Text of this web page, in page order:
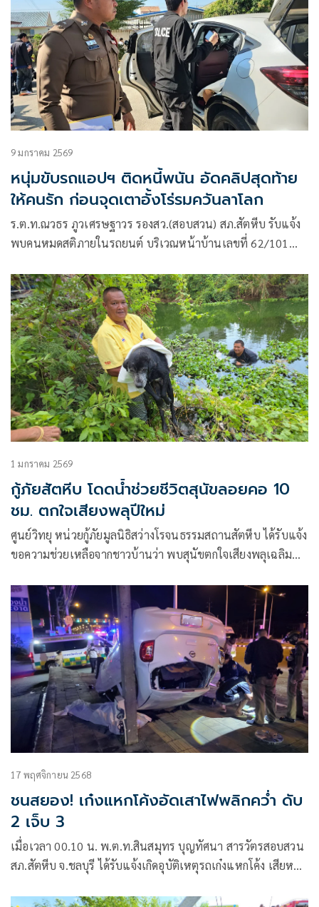
MUSEUM”
9 มกราคม 2569
หนุ่มขับรถแอปฯ ติดหนี้พนัน อัดคลิปสุดท้าย
ให้คนรัก ก่อนจุดเตาอั้งโร่รมควันลาโลก
ร.ต.ท.ณวธร ภูวเศรษฐาวร รองสว.(สอบสวน) สภ.สัตหีบ รับแจ้ง
พบคนหมดสติภายในรถยนต์ บริเวณหน้าบ้านเลขที่ 62/101
สว่างโรจนธรรมสถานสัตหีบ รุดไปตรวจสอบ
1 มกราคม 2569
กู้ภัยสัตหีบ โดดน้ำช่วยชีวิตสุนัขลอยคอ 10
ชม. ตกใจเสียงพลุปีใหม่
ศูนย์วิทยุ หน่วยกู้ภัยมูลนิธิสว่างโรจนธรรมสถานสัตหีบ ได้รับแจ้ง
ขอความช่วยเหลือจากชาวบ้านว่า พบสุนัขตกใจเสียงพลุเฉลิม
กรมหลวงชุมพร ข้างร้านอาหารสุนหมูเด้ง ตลาดสัตหีบ ต.สัตหีบ
อ.สัตหีบ จ.ชลบุรี ขณะนี้ไม่สามารถช่วยเ
17 พฤศจิกายน 2568
ชนสยอง! เก๋งแหกโค้งอัดเสาไฟพลิกคว่ำ ดับ
2 เจ็บ 3
เมื่อเวลา 00.10 น. พ.ต.ท.สินสมุทร บุญทัศนา สารวัตรสอบสวน
สภ.สัตหีบ จ.ชลบุรี ได้รับแจ้งเกิดอุบัติเหตุรถเก๋งแหกโค้ง เสียหลัก
หลายราย